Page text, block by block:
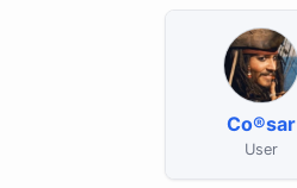
Co®sar
User